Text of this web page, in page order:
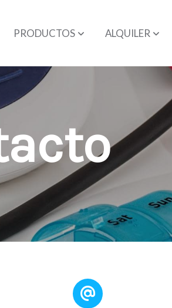
PRODUCTOS ALQUILER